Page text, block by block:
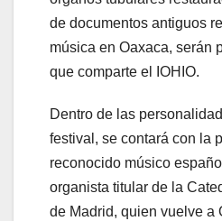
de documentos antiguos
música en Oaxaca, serán
que comparte el IOHIO.
Dentro de las
festival, se contará con la
reconocido músico
organista titular de la
de Madrid, quien vuelve a